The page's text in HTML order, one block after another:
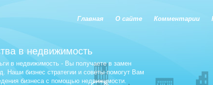
Главная О сайте Комментарии
в недвижимость
в недвижимость - Вы получаете в замен
Наши бизнес стратегии и советы помогут Вам
бизнеса с помощью недвижимости.